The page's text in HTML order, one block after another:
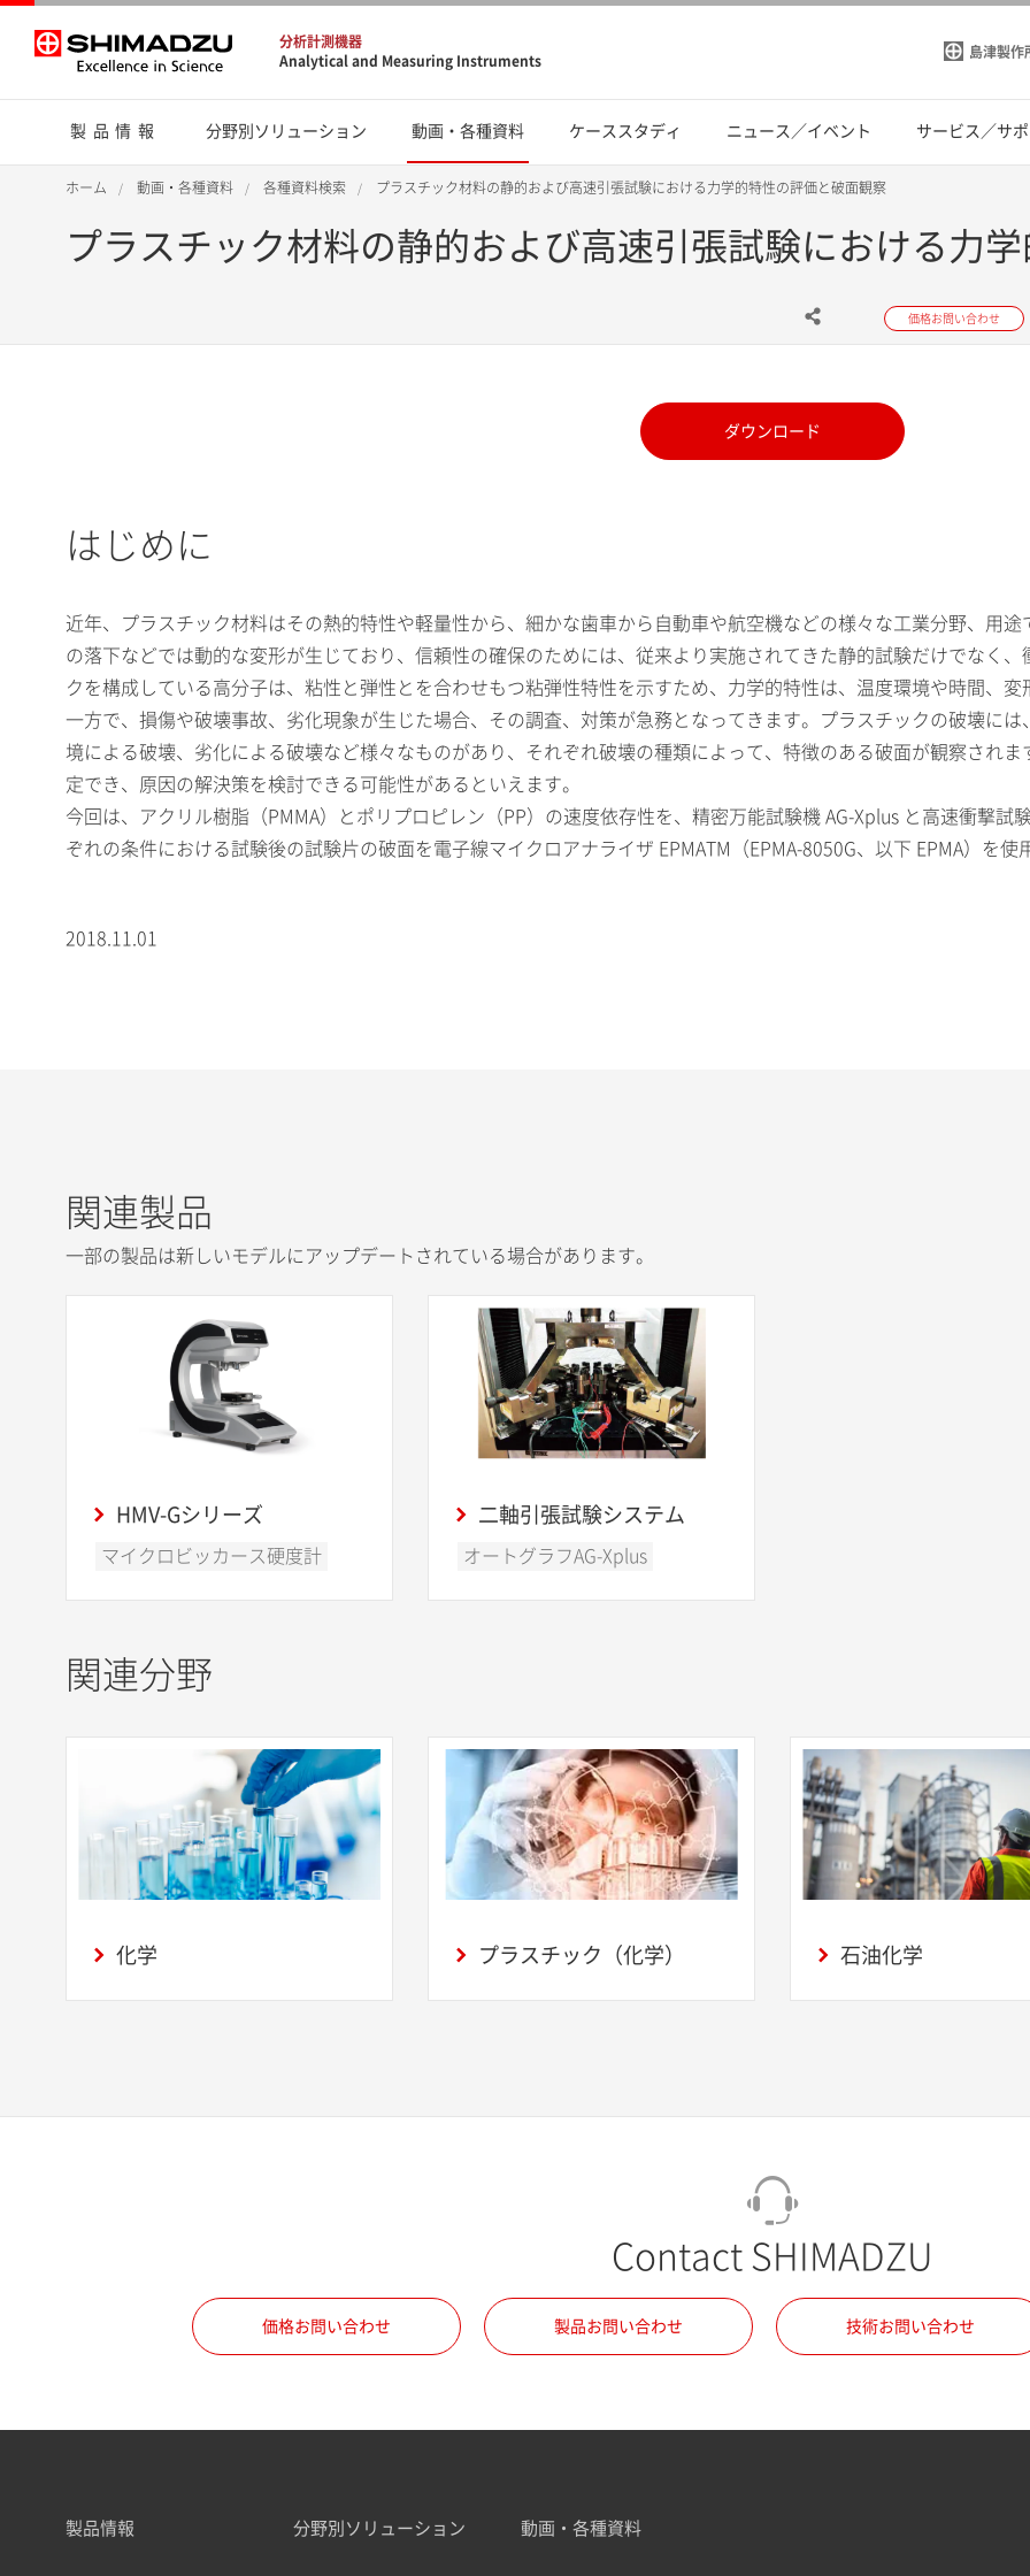
分析計測機器
Analytical and Measuring Instruments
島津製作
製品情報 分野別ソリューション 動画・各種資料 ケーススタディ ニュース／イベント サービス／サ
ホーム 動画・各種資料 各種資料検索 プラスチック材料の静的および高速引張試験における力学的特性の評価と破面観察
プラスチック材料の静的および高速引張試験における力
価格お問い合わせ
ダウンロード
はじめに
近年、プラスチック材料はその熱的特性や軽量性から、細かな歯車から自動車や航空機などの様々な工業分野、用
の落下などでは動的な変形が生じており、信頼性の確保のためには、従来より実施されてきた静的試験だけでなく
クを構成している高分子は、粘性と弾性とを合わせもつ粘弾性特性を示すため、力学的特性は、温度環境や時間、
一方で、損傷や破壊事故、劣化現象が生じた場合、その調査、対策が急務となってきます。プラスチックの破壊に
境による破壊、劣化による破壊など様々なものがあり、それぞれ破壊の種類によって、特徴のある破面が観察され
定でき、原因の解決策を検討できる可能性があるといえます。
今回は、アクリル樹脂（PMMA）とポリプロピレン（PP）の速度依存性を、精密万能試験機 AG-Xplus と高速衝撃試
ぞれの条件における試験後の試験片の破面を電子線マイクロアナライザ EPMATM（EPMA-8050G、以下 EPMA）を使
2018.11.01
関連製品
一部の製品は新しいモデルにアップデートされている場合があります。
HMV-Gシリーズ
マイクロビッカース硬度計
二軸引張試験システム
オートグラフAG-Xplus
関連分野
化学 プラスチック（化学） 石油化学
Contact SHIMADZU
価格お問い合わせ 製品お問い合わせ 技術お問い合わせ
製品情報 分野別ソリューション 動画・各種資料